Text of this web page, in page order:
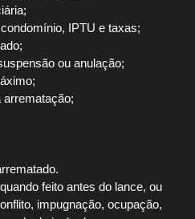
IPTU e taxas;
ou anulação;
arrematação;
feito antes do lance, ou
impugnação, ocupação,